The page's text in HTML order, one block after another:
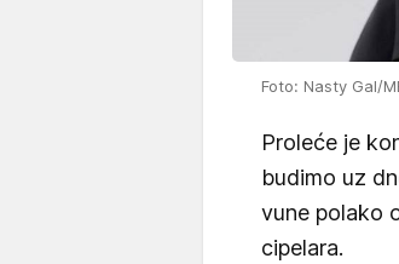
Foto: Nasty Gal/
Proleće je
budimo uz
vune polako
cipelara.